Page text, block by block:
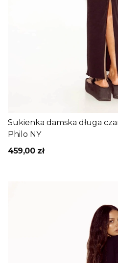
Sukienka damska długa
Philo NY
459,00 zł